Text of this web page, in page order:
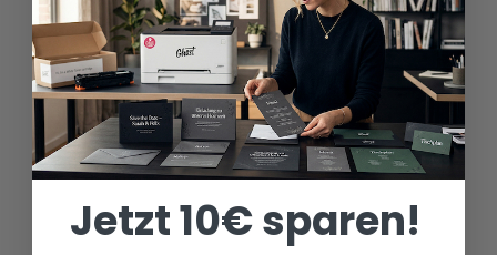
PRINTER BUNDLES
Jetzt 10€ sparen!